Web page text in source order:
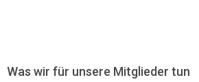
Was wir für unsere Mitglieder tun